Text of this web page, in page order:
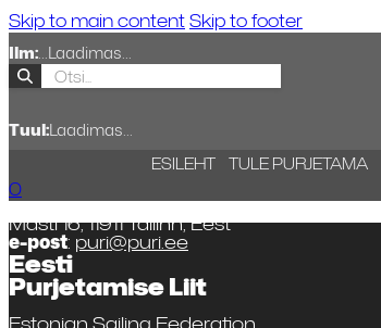
Skip to main contentSkip to footer
Ilm:...Laadimas...
Tuul:Laadimas...
ESILEHT TULE PURJETAMA
0
Masti 16, 11911 Tallinn, Eest
e-post: puri@puri.ee
Eesti
Purjetamise Liit
Estonian Sailing Federation